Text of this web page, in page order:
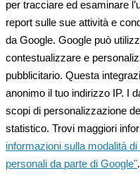
per tracciare ed esaminare
report sulle sue attività e
da Google. Google può
contestualizzare e
pubblicitario. Questa
anonimo il tuo indirizzo IP. I
scopi di personalizzazione
statistico. Trovi maggiori
informazioni sulla modalità
personali da parte di Google".